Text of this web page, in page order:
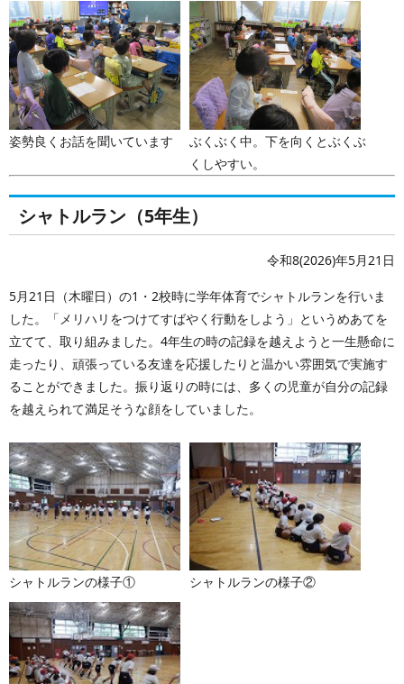
姿勢良くお話を聞いています
ぶくぶく中。下を向くとぶくぶ
くしやすい。
シャトルラン（5年生）
令和8(2026)年5月21日
5月21日（木曜日）の1・2校時に学年体育でシャトルランを行いま
した。「メリハリをつけてすばやく行動をしよう」というめあてを
立てて、取り組みました。4年生の時の記録を越えようと一生懸命に
走ったり、頑張っている友達を応援したりと温かい雰囲気で実施す
ることができました。振り返りの時には、多くの児童が自分の記録
を越えられて満足そうな顔をしていました。
シャトルランの様子① シャトルランの様子②